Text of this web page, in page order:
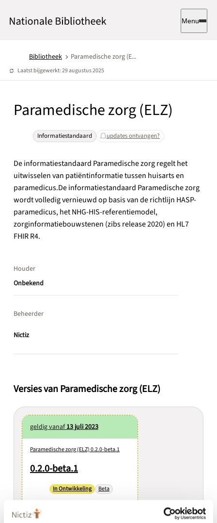
Menu
Bibliotheek Paramedische zorg (E...
Laatst bijgewerkt: 29 augustus 2025
Paramedische zorg (ELZ)
Informatiestandaard updates ontvangen?
De informatiestandaard Paramedische zorg regelt het
uitwisselen van patiëntinformatie tussen huisarts en
paramedicus.De informatiestandaard Paramedische zorg
wordt volledig vernieuwd op basis van de richtlijn HASP-
paramedicus, het NHG-HIS-referentiemodel,
zorginformatiebouwstenen (zibs release 2020) en HL7
FHIR R4.
Houder
Onbekend
Beheerder
Nictiz
Versies van Paramedische zorg (ELZ)
geldig vanaf 13 juli 2023
Paramedische zorg (ELZ) 0.2.0-beta.1
0.2.0-beta.1
In Ontwikkeling Beta
Paramedische zorg - Eerstelijns
zorg (ELZ)